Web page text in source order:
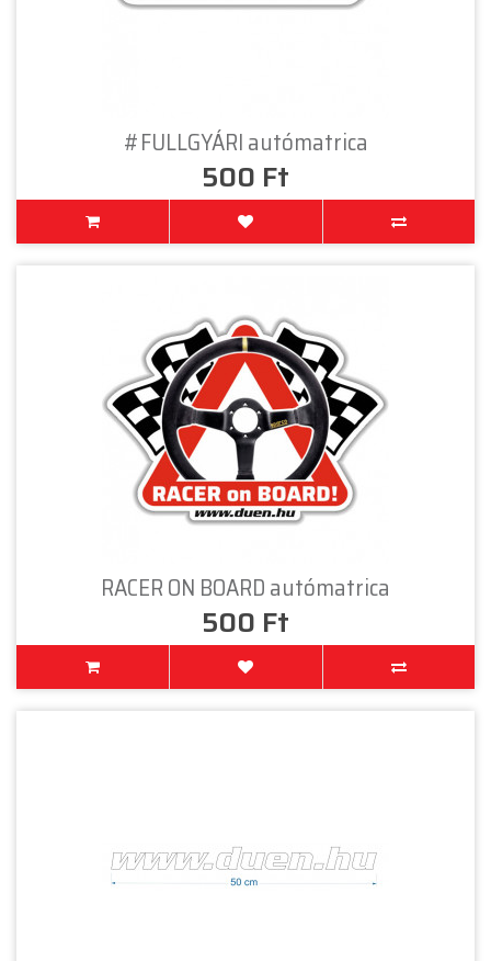
#FULLGYÁRI autómatrica
500 Ft
RACER ON BOARD autómatrica
500 Ft